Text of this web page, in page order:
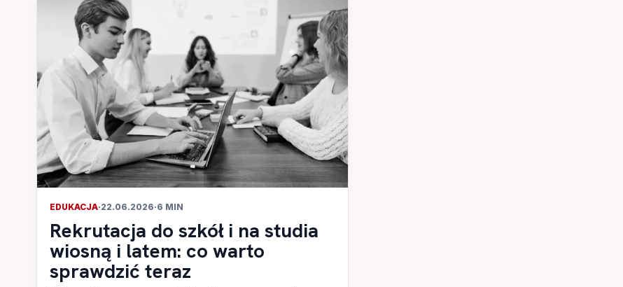
EDUKACJA·22.06.2026·6 MIN
Rekrutacja do szkół i na studia
wiosną i latem: co warto
sprawdzić teraz